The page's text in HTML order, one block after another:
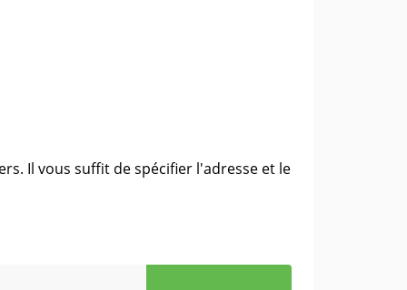
Il vous suffit de spécifier l'adresse et le